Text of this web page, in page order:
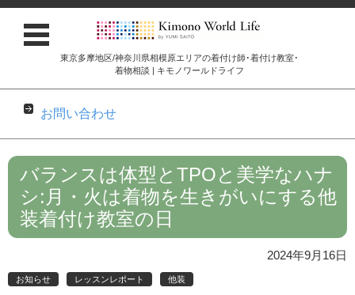
東京多摩地区/神奈川県相模原エリアの着付け師･着付け教室･
着物相談 | キモノワールドライフ
お問い合わせ
コンテンツに移動
バランスは体型とTPOと美学なハナ
シ:月・火は着物を生きがいにする他
装着付け教室の日
2024年9月16日
お知らせ レッスンレポート 他装